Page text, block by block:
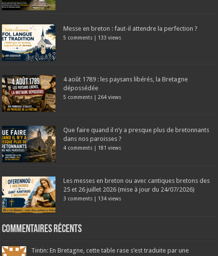
Messe en breton : faut-il attendre la perfection ?
5 comments | 133 views
4 août 1789 : les paysans libérés, la Bretagne
dépossédée
5 comments | 264 views
Que faire quand il n’y a presque plus de bretonnants
dans nos paroisses ?
4 comments | 181 views
Les messes en breton ou avec cantiques bretons des
25 et 26 juillet 2026 (mise à jour du 24/07/2026)
3 comments | 134 views
Commentaires récents
Tintin: En Bretagne, cette table rase s’est traduite par une